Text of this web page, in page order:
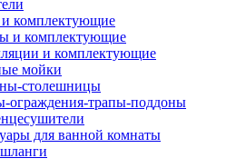
комплектующие
и комплектующие
и комплектующие
мойки
столешницы
ограждения-трапы-поддоны
для ванной комнаты